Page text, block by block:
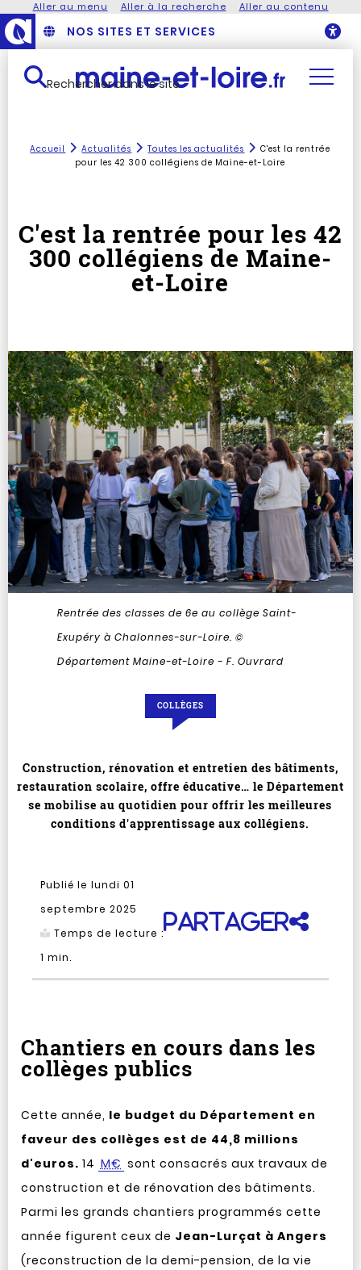
Aller au menu Aller à la recherche Aller au contenu
NOS SITES ET SERVICES
Rechercher dans le site
Accueil Actualités Toutes les actualités
C'est la rentrée
pour les 42 300 collégiens de Maine-et-Loire
C'est la rentrée pour les 42
300 collégiens de Maine-
et-Loire
Rentrée des classes de 6e au collège Saint-
Exupéry à Chalonnes-sur-Loire. ©
Département Maine-et-Loire - F. Ouvrard
COLLÈGES
Construction, rénovation et entretien des bâtiments,
restauration scolaire, offre éducative… le Département
se mobilise au quotidien pour offrir les meilleures
conditions d'apprentissage aux collégiens.
Publié le lundi 01
septembre 2025
Temps de lecture :
1 min.
Partager
Chantiers en cours dans les
collèges publics
Cette année, le budget du Département en
faveur des collèges est de 44,8 millions
d'euros. 14 M€ sont consacrés aux travaux de
construction et de rénovation des bâtiments.
Parmi les grands chantiers programmés cette
année figurent ceux de Jean-Lurçat à Angers
(reconstruction de la demi-pension, de la vie